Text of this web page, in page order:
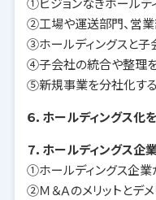
①ビジョンなきホールデ
②工場や運送部門、営業
③ホールディングスと子
④子会社の統合や整理を
⑤新規事業を分社化する
６．ホールディングス化
７．ホールディングス企
①ホールディングス企業
②Ｍ＆Ａのメリットとデメ